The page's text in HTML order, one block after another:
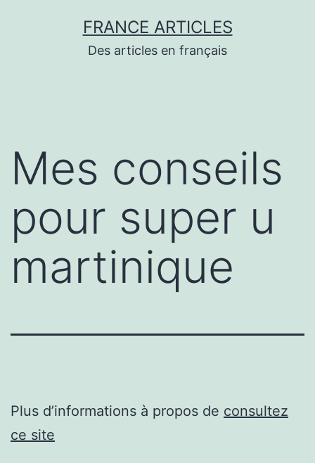
FRANCE ARTICLES
Des articles en français
Mes conseils
pour super u
martinique
Plus d’informations à propos de consultez
ce site